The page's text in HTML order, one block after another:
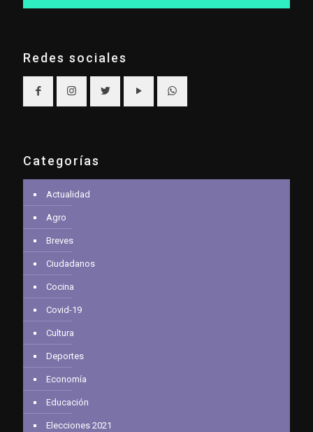
Redes sociales
Categorías
Actualidad
Agro
Breves
Ciudadanos
Cocina
Covid-19
Cultura
Deportes
Economía
Educación
Elecciones 2021